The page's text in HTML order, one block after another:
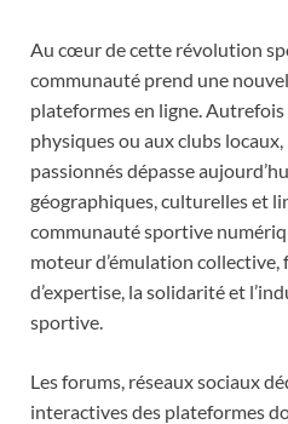
Au cœur de cette révolution
communauté prend une
plateformes en ligne. Autrefois
physiques ou aux clubs
passionnés dépasse
géographiques, culturelles et
communauté sportive
moteur d’émulation collective,
d’expertise, la solidarité et
sportive.
Les forums, réseaux sociaux
interactives des plateformes